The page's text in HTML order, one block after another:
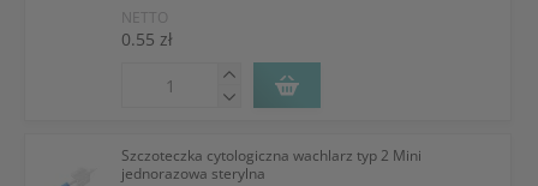
NETTO
0.55 zł
Szczoteczka cytologiczna wachlarz typ 2 Mini
jednorazowa sterylna